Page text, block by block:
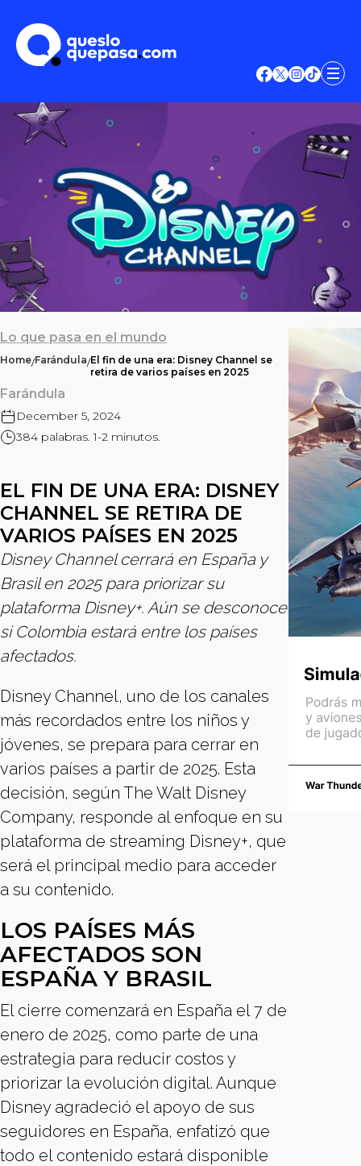
Lo que pasa en el mundo
Home/Farándula/El fin de una era: Disney Channel se
retira de varios países en 2025
Farándula
December 5, 2024
384 palabras. 1-2 minutos.
EL FIN DE UNA ERA: DISNEY
CHANNEL SE RETIRA DE
VARIOS PAÍSES EN 2025
Disney Channel cerrará en España y
Brasil en 2025 para priorizar su
plataforma Disney+. Aún se desconoce
si Colombia estará entre los países
afectados.
Disney Channel, uno de los canales
más recordados entre los niños y
jóvenes, se prepara para cerrar en
varios países a partir de 2025. Esta
decisión, según The Walt Disney
Company, responde al enfoque en su
plataforma de streaming Disney+, que
será el principal medio para acceder
a su contenido.
LOS PAÍSES MÁS
AFECTADOS SON
ESPAÑA Y BRASIL
El cierre comenzará en España el 7 de
enero de 2025, como parte de una
estrategia para reducir costos y
priorizar la evolución digital. Aunque
Disney agradeció el apoyo de sus
seguidores en España, enfatizó que
todo el contenido estará disponible